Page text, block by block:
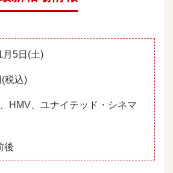
月5日(土)
税込)
HMV、ユナイテッド・シネマ
後